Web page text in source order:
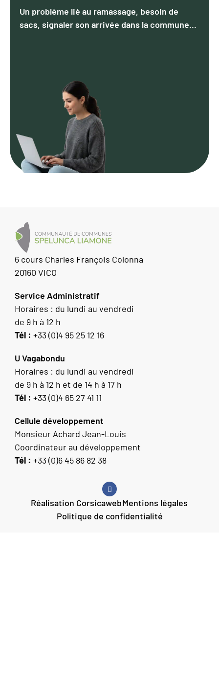
Un problème lié au ramassage, besoin de
sacs, signaler son arrivée dans la commune...
6 cours Charles François Colonna
20160 VICO
Service Administratif
Horaires : du lundi au vendredi
de 9 h à 12 h
Tél : +33 (0)4 95 25 12 16
U Vagabondu
Horaires : du lundi au vendredi
de 9 h à 12 h et de 14 h à 17 h
Tél : +33 (0)4 65 27 41 11
Cellule développement
Monsieur Achard Jean-Louis
Coordinateur au développement
Tél : +33 (0)6 45 86 82 38
Réalisation CorsicawebMentions légales
Politique de confidentialité